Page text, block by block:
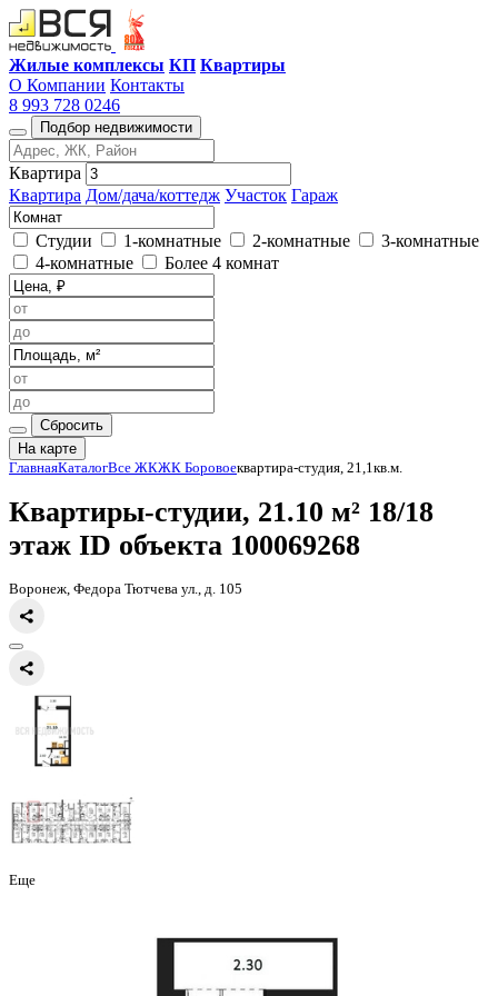
Жилые комплексы КП Квартиры
О Компании Контакты
8 993 728 0246
Подбор недвижимости
Квартира
Квартира Дом/дача/коттедж Участок Гараж
Студии 1-комнатные 2-комнатные
3-комнатные
4-комнатные
Более 4 комнат
Сбросить
На карте
Главная КаталогВсе ЖК ЖК Боровое
Квартиры-студии, 21.10 м²
этаж
Воронеж, Федора Тютчева ул., д. 105